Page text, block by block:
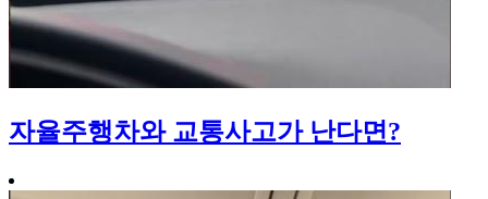
자율주행차와 교통사고가 난다면?